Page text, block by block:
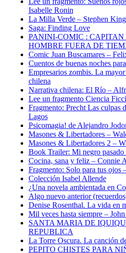
Isabelle Ronin
La Milla Verde – Stephen King
Saga: Finding Love
PANINI-COMIC : CAPITAN
HOMBRE FUERA DE
Comic Juan Buscamares –
Cuentos de buenas noches
Empresarios zombis. La
chilena
Narrativa chilena: El Río –
Lee un fragmento Ciencia
Fragmento: Precht Las culpas
Lagos
Psicomagia! de Alejandro
Masones & Libertadores –
Masones & Libertadores 2 –
Book Trailer: Mi negro
Cocina, sana y feliz – Connie
Fragmento: Solo para tus ojos
Colección Isabel Allende
¿Una novela ambientada en
Algo nuevo anterior
Denise Rosenthal. La vida en
Mil veces hasta siempre –
SANTA MARIA DE
REPUBLICA
La Torre Oscura. La canción
PEPITO CHISTES PARA